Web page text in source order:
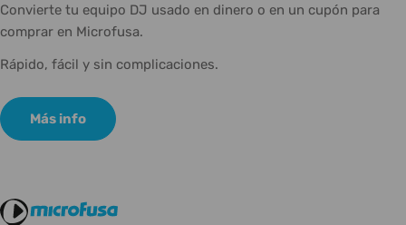
Convierte tu equipo DJ usado en dinero o en un cupón para
comprar en Microfusa.
Rápido, fácil y sin complicaciones.
Más info